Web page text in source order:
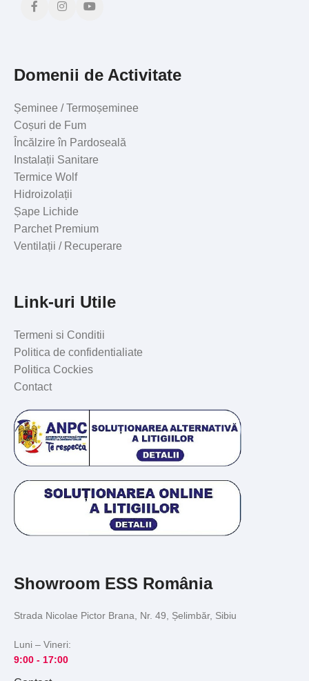
Domenii de Activitate
Șeminee / Termoșeminee
Coșuri de Fum
Încălzire în Pardoseală
Instalații Sanitare
Termice Wolf
Hidroizolații
Șape Lichide
Parchet Premium
Ventilații / Recuperare
Link-uri Utile
Termeni si Conditii
Politica de confidentialiate
Politica Cockies
Contact
Showroom ESS România
Strada Nicolae Pictor Brana, Nr. 49, Șelimbăr, Sibiu
Luni – Vineri:
9:00 - 17:00